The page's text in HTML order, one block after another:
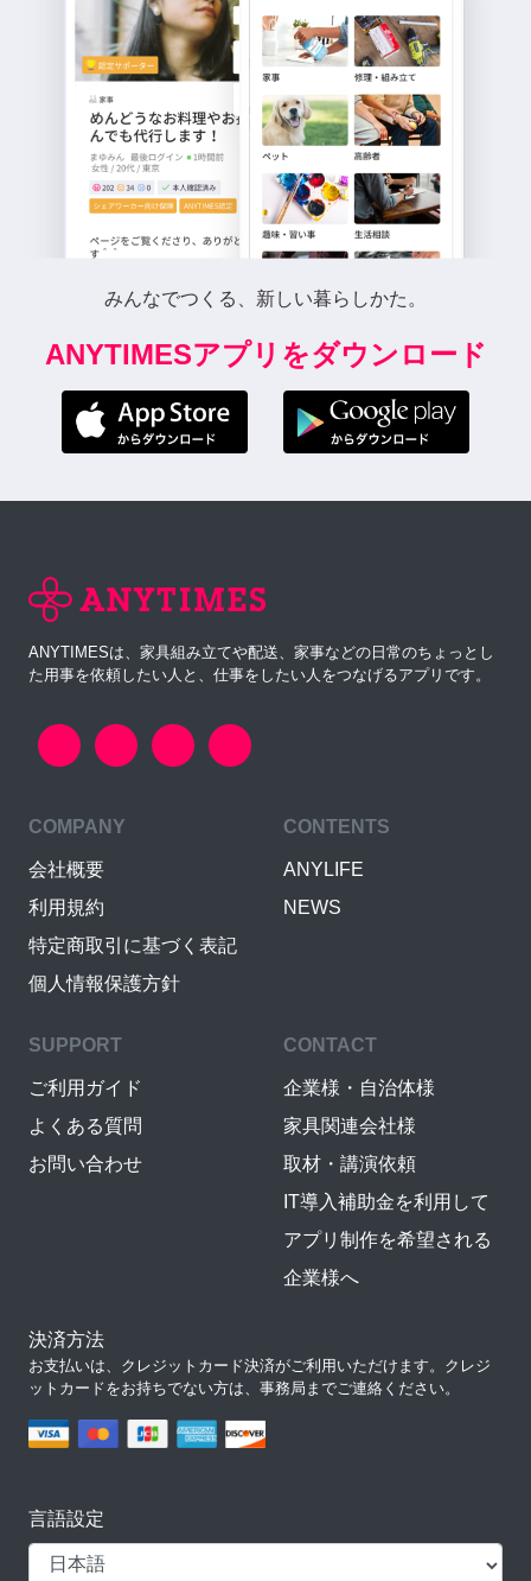
みんなでつくる、新しい暮らしかた。
ANYTIMESアプリをダウンロード
ANYTIMESは、家具組み立てや配送、家事などの日常のちょっとし
た用事を依頼したい人と、仕事をしたい人をつなげるアプリです。
COMPANY
会社概要
利用規約
特定商取引に基づく表記
個人情報保護方針
CONTENTS
ANYLIFE
NEWS
SUPPORT
ご利用ガイド
よくある質問
お問い合わせ
CONTACT
企業様・自治体様
家具関連会社様
取材・講演依頼
IT導入補助金を利用して
アプリ制作を希望される
企業様へ
決済方法
お支払いは、クレジットカード決済がご利用いただけます。クレジ
ットカードをお持ちでない方は、事務局までご連絡ください。
言語設定